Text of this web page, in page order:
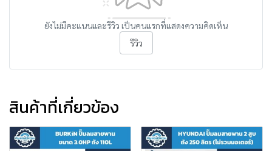
ยังไม่มีคะแนนและรีวิว เป็นคนแรกที่แสดงความคิดเห็น
รีวิว
สินค้าที่เกี่ยวข้อง